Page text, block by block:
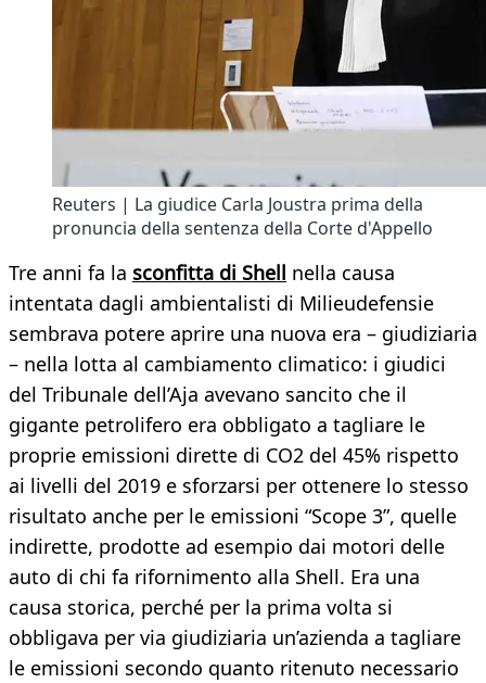
Reuters | La giudice Carla Joustra prima della
pronuncia della sentenza della Corte d'Appello
Tre anni fa la sconfitta di Shell nella causa
intentata dagli ambientalisti di Milieudefensie
sembrava potere aprire una nuova era – giudiziaria
– nella lotta al cambiamento climatico: i giudici
del Tribunale dell’Aja avevano sancito che il
gigante petrolifero era obbligato a tagliare le
proprie emissioni dirette di CO2 del 45% rispetto
ai livelli del 2019 e sforzarsi per ottenere lo stesso
risultato anche per le emissioni “Scope 3”, quelle
indirette, prodotte ad esempio dai motori delle
auto di chi fa rifornimento alla Shell. Era una
causa storica, perché per la prima volta si
obbligava per via giudiziaria un’azienda a tagliare
le emissioni secondo quanto ritenuto necessario